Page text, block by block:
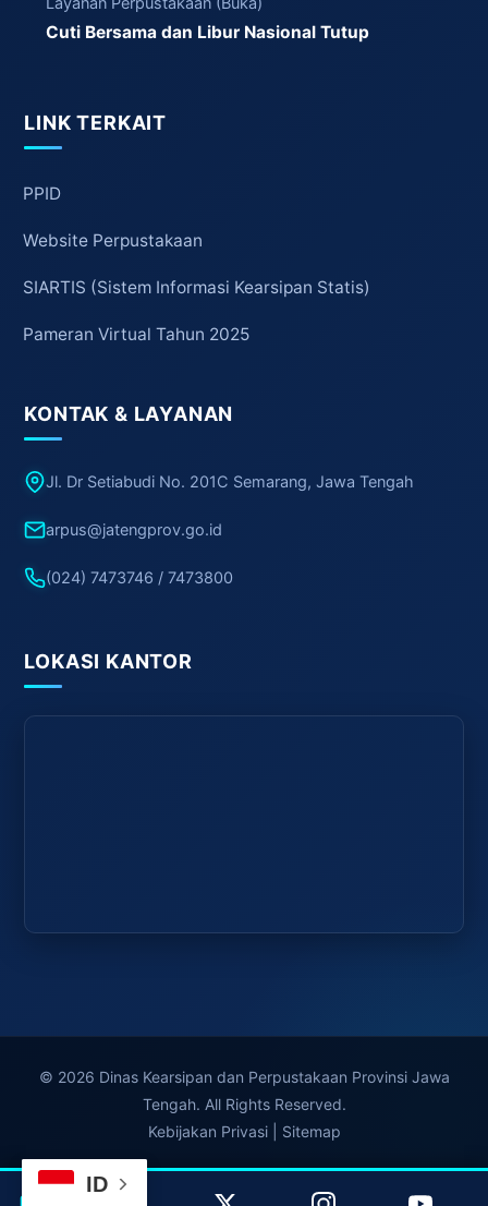
ID
Cuti Bersama dan Libur Nasional Tutup
LINK TERKAIT
PPID
Website Perpustakaan
SIARTIS (Sistem Informasi Kearsipan Statis)
Pameran Virtual Tahun 2025
KONTAK & LAYANAN
Jl. Dr Setiabudi No. 201C Semarang, Jawa Tengah
arpus@jatengprov.go.id
(024) 7473746 / 7473800
LOKASI KANTOR
© 2026 Dinas Kearsipan dan Perpustakaan Provinsi Jawa
Tengah. All Rights Reserved.
Kebijakan Privasi| Sitemap